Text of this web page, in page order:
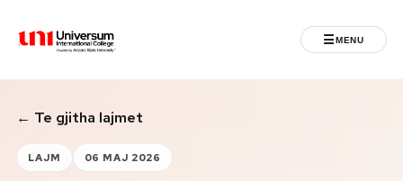
Universum University ☰MENU
MENU
Ballina
← Te gjitha lajmet
LAJM 06 MAJ 2026